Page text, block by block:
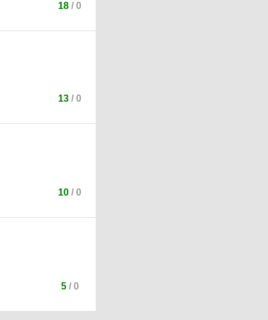
18 / 0
13 / 0
10 / 0
5/ 0